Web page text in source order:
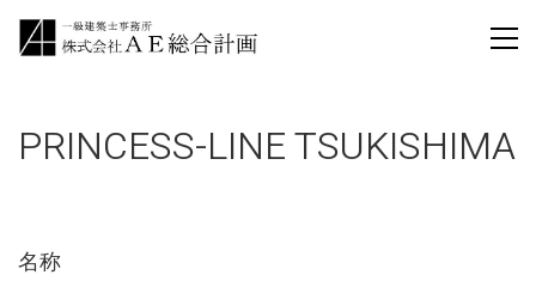
PRINCESS-LINE TSUKISHIMA
名称